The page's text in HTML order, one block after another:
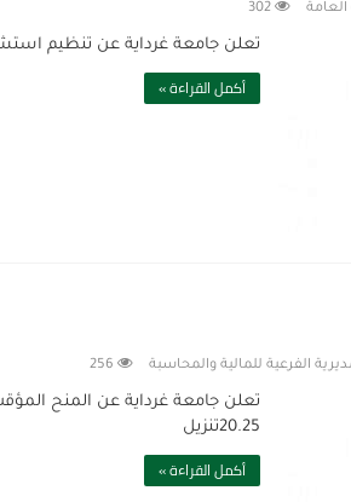
العامة 302
تعلن جامعة غرداية عن تنظيم استشارات
أكمل القراءة »
الفرعية للمالية والمحاسبة 256
تعلن جامعة غرداية عن المنح
20.25تنزيل
أكمل القراءة »